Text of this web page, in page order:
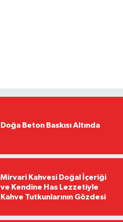
Doğa Beton Baskısı Altında
Mirvari Kahvesi Doğal İçeriği
ve Kendine Has Lezzetiyle
Kahve Tutkunlarının Gözdesi